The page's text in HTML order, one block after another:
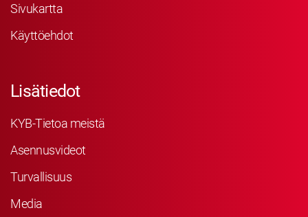
Sivukartta
Käyttöehdot
Lisätiedot
KYB-Tietoa meistä
Asennusvideot
Turvallisuus
Media